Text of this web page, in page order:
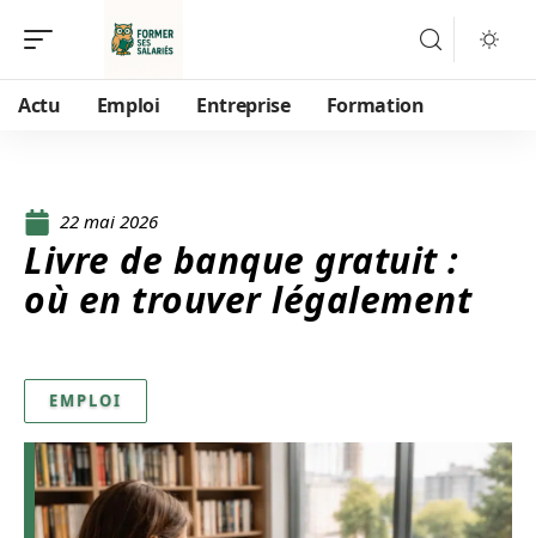
Actu Emploi Entreprise Formation
22 mai 2026
Livre de banque gratuit :
où en trouver légalement
EMPLOI